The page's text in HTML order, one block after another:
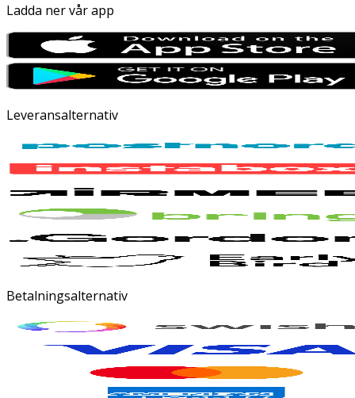
Ladda ner vår app
Leveransalternativ
Betalningsalternativ